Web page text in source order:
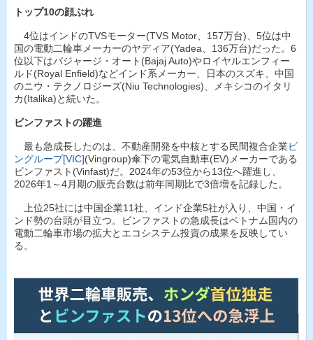
トップ10の顔ぶれ
4位はインドのTVSモーター(TVS Motor、157万台)、5位は中
国の電動二輪車メーカーのヤディア(Yadea、136万台)だった。6
位以下はバジャージ・オート(Bajaj Auto)やロイヤルエンフィー
ルド(Royal Enfield)などインド系メーカー、日本のスズキ、中国
のニウ・テクノロジーズ(Niu Technologies)、メキシコのイタリ
カ(Italika)と続いた。
ビンファストの躍進
最も急成長したのは、不動産開発を中核とする民間複合企業ビ
ングループ[VIC](Vingroup)傘下の電気自動車(EV)メーカーである
ビンファスト(Vinfast)だ。2024年の53位から13位へ躍進し、
2026年1～4月期の販売台数は前年同期比で3倍増を記録した。
上位25社には中国企業11社、インド企業5社が入り、中国・イ
ンド勢の台頭が目立つ。ビンファストの急成長はベトナム国内の
電動二輪車市場の拡大とエコシステム投資の成果を反映してい
る。